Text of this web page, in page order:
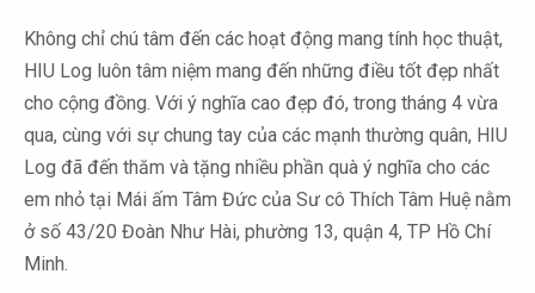
Không chỉ chú tâm đến các hoạt động mang tính học thuật,
HIU Log luôn tâm niệm mang đến những điều tốt đẹp nhất
cho cộng đồng. Với ý nghĩa cao đẹp đó, trong tháng 4 vừa
qua, cùng với sự chung tay của các mạnh thường quân, HIU
Log đã đến thăm và tặng nhiều phần quà ý nghĩa cho các
em nhỏ tại Mái ấm Tâm Đức của Sư cô Thích Tâm Huệ nằm
ở số 43/20 Đoàn Như Hài, phường 13, quận 4, TP Hồ Chí
Minh.